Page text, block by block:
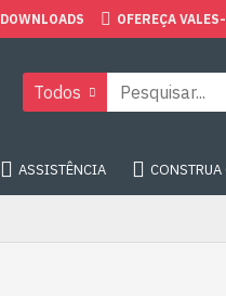
DOWNLOADS OFEREÇA
Todos
ASSISTÊNCIA CONSTRUA